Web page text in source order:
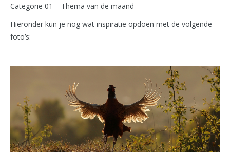
Categorie 01 – Thema van de maand
Hieronder kun je nog wat inspiratie opdoen met de volgende
foto’s: